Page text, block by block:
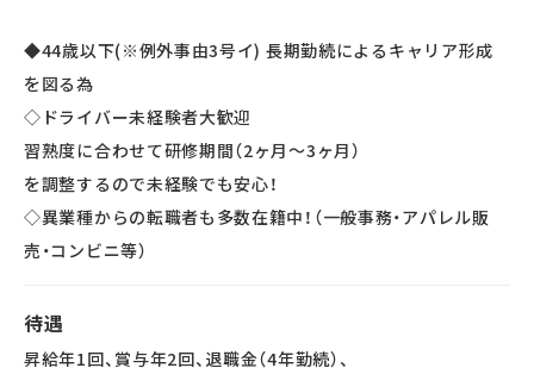
◆44歳以下(※例外事由3号イ) 長期勤続によるキャリア形成
を図る為
◇ドライバー未経験者大歓迎
習熟度に合わせて研修期間（2ヶ月～3ヶ月）
を調整するので未経験でも安心！
◇異業種からの転職者も多数在籍中！（一般事務・アパレル販
売・コンビニ等）
待遇
昇給年1回、賞与年2回、退職金（4年勤続）、